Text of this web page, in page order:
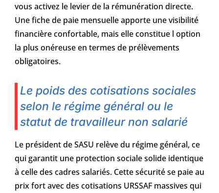
vous activez le levier de la rémunération directe.
Une fiche de paie mensuelle apporte une visibilité
financière confortable, mais elle constitue l option
la plus onéreuse en termes de prélèvements
obligatoires.
Le poids des cotisations sociales
selon le régime général ou le
statut de travailleur non salarié
Le président de SASU relève du régime général, ce
qui garantit une protection sociale solide identique
à celle des cadres salariés. Cette sécurité se paie au
prix fort avec des cotisations URSSAF massives qui